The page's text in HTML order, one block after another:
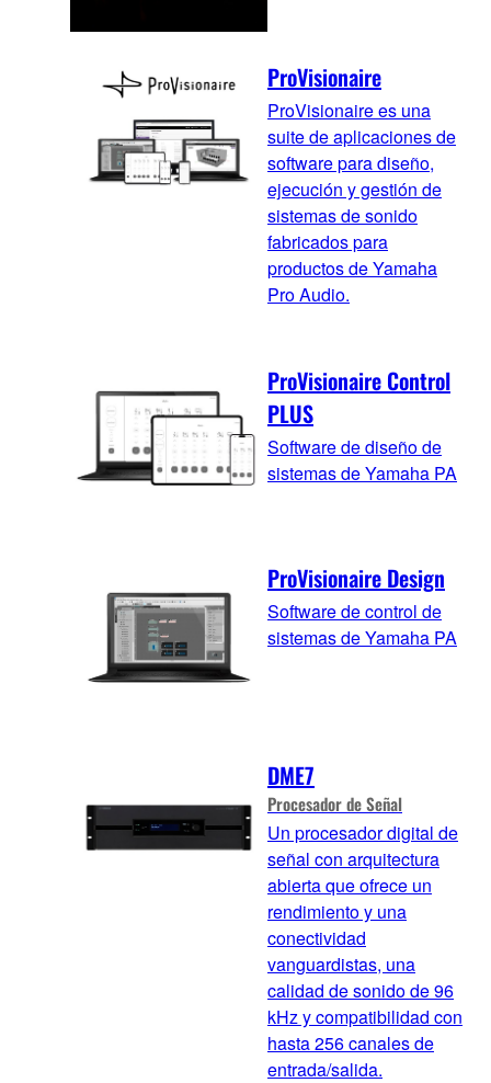
ProVisionaire
ProVisionaire es una
suite de aplicaciones de
software para diseño,
ejecución y gestión de
sistemas de sonido
fabricados para
productos de Yamaha
Pro Audio.
ProVisionaire Control
PLUS
Software de diseño de
sistemas de Yamaha PA
ProVisionaire Design
Software de control de
sistemas de Yamaha PA
DME7
Procesador de Señal
Un procesador digital de
señal con arquitectura
abierta que ofrece un
rendimiento y una
conectividad
vanguardistas, una
calidad de sonido de 96
kHz y compatibilidad con
hasta 256 canales de
entrada/salida.